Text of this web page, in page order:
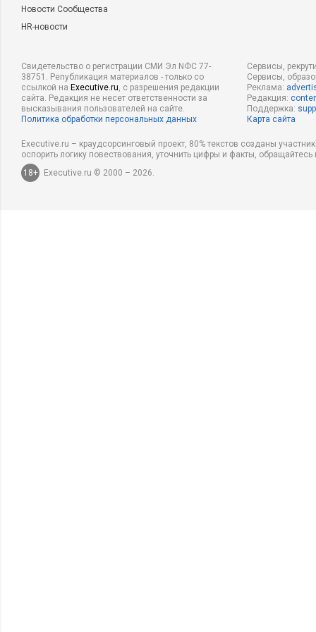
Новости Сообщества
HR-новости
Свидетельство о регистрации СМИ Эл NФС 77-
38751. Републикация материалов - только со
ссылкой на Executive.ru, с разрешения редакции
сайта. Редакция не несет ответственности за
высказывания пользователей на сайте.
Политика обработки персональных данных
Сервисы,
Сервисы,
Реклама:
Редакция:
Поддержка:
Карта сайта
Executive.ru – краудсорсинговый проект, 80% текстов созданы
оспорить логику повествования, уточнить цифры и факты,
18+
Executive.ru © 2000 – 2026.